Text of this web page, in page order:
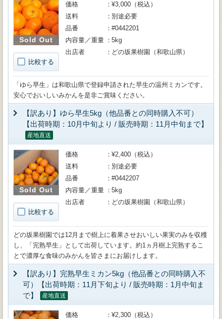
Sold Out
比較する
価格
¥3,000（税込）
送料
別途必要
品番
#0442201
内容量／重量
5kg
出店者
どの坂果樹園（和歌山県）
「ゆら早生」は和歌山県で登録申請された早生の温州ミカンです。
安心でおいしいみかんを是非ご賞味ください。
【訳あり】ゆら早生5kg（他品番との同時購入不可）
【出荷時期：10月中旬より / 販売時期：11月中旬まで】
産地直送
Sold Out
比較する
価格
¥2,400（税込）
送料
別途必要
品番
#0442207
内容量／重量
5kg
出店者
どの坂果樹園（和歌山県）
どの坂果樹園では12月まで樹上に着果させおいしい果実のみを収穫
し、「完熟早生」として出荷しています。約1ヵ月樹上完熟するこ
とで濃厚な食味のみかんを皆さまにお届けします。
【訳あり】完熟早生ミカン5kg（他品番との同時購入不
可）【出荷時期：11月下旬より / 販売時期：1月中旬ま
で】
産地直送
価格
¥2,300（税込）